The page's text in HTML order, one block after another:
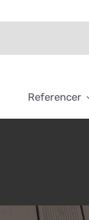
Referencer